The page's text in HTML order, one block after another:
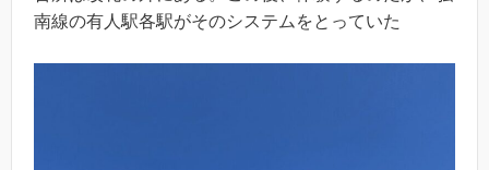
南線の有人駅各駅がそのシステムをとっていた